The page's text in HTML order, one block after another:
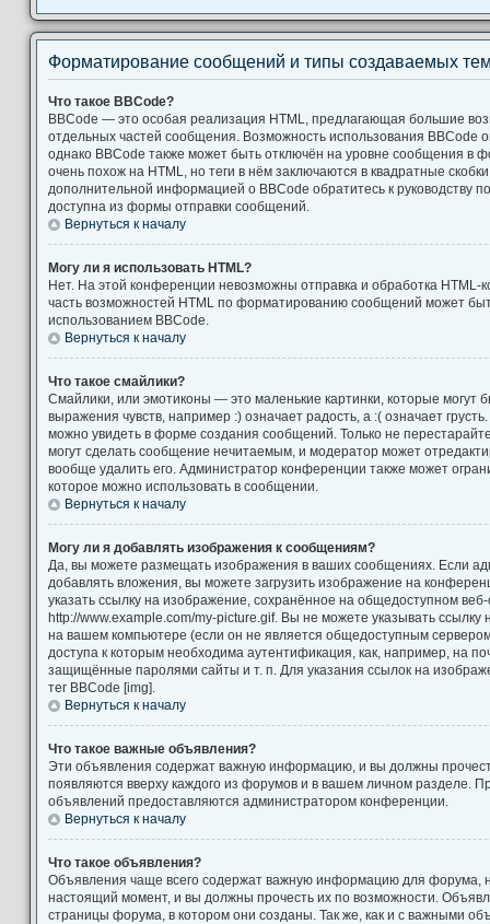
Форматирование сообщений и типы создаваемых
Что такое BBCode?
BBCode — это особая реализация HTML, предлагающая большие
отдельных частей сообщения. Возможность использования BBCode
однако BBCode также может быть отключён на уровне сообщения в
очень похож на HTML, но теги в нём заключаются в квадратные
дополнительной информацией о BBCode обратитесь к руководству
доступна из формы отправки сообщений.
Вернуться к началу
Могу ли я использовать HTML?
Нет. На этой конференции невозможны отправка и обработка
часть возможностей HTML по форматированию сообщений может
использованием BBCode.
Вернуться к началу
Что такое смайлики?
Смайлики, или эмотиконы — это маленькие картинки, которые могут
выражения чувств, например :) означает радость, а :( означает
можно увидеть в форме создания сообщений. Только не
могут сделать сообщение нечитаемым, и модератор может
вообще удалить его. Администратор конференции также может
которое можно использовать в сообщении.
Вернуться к началу
Могу ли я добавлять изображения к сообщениям?
Да, вы можете размещать изображения в ваших сообщениях. Если
добавлять вложения, вы можете загрузить изображение на
указать ссылку на изображение, сохранённое на общедоступном
http://www.example.com/my-picture.gif. Вы не можете указывать
на вашем компьютере (если он не является общедоступным
доступа к которым необходима аутентификация, как, например, на
защищённые паролями сайты и т. п. Для указания ссылок на
тег BBCode [img].
Вернуться к началу
Что такое важные объявления?
Эти объявления содержат важную информацию, и вы должны
появляются вверху каждого из форумов и в вашем личном разделе.
объявлений предоставляются администратором конференции.
Вернуться к началу
Что такое объявления?
Объявления чаще всего содержат важную информацию для форума,
настоящий момент, и вы должны прочесть их по возможности.
страницы форума, в котором они созданы. Так же, как и с важными